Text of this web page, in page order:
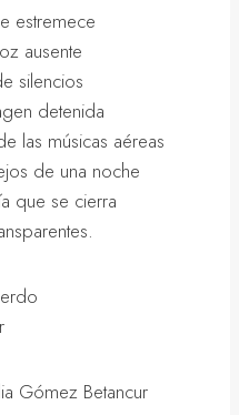
estremece
ausente
silencios
detenida
las músicas aéreas
de una noche
que se cierra
Gómez Betancur